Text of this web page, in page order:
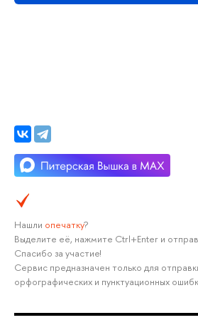
Нашли опечатку?
Выделите её, нажмите Ctrl+Enter и
Спасибо за участие!
Сервис предназначен только для
орфографических и пунктуационных